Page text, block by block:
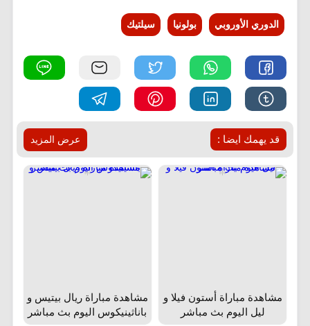
الدوري الأوروبي بولونيا سيلتيك
عرض المزيد قد يهمك ايضا :
مشاهدة مباراة أستون فيلا و
ليل اليوم بث مباشر
مشاهدة مباراة ريال بيتيس و
باناثينيكوس اليوم بث مباشر